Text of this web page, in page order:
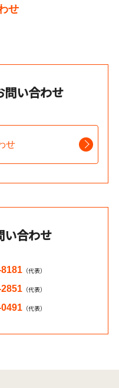
せ
問い合わせ
せ
い合わせ
（代表）
（代表）
（代表）